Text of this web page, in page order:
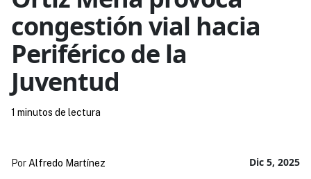
congestión vial hacia
Periférico de la
Juventud
Dic 5, 2025
Por Alfredo Martínez
1 minutos de lectura